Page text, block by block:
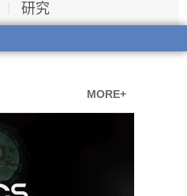
研究
MORE+